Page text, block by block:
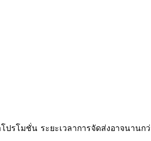
ปรโมชั่น ระยะเวลาการจัดส่งอาจนา